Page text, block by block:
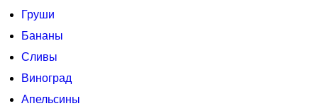
Груши
Бананы
Сливы
Виноград
Апельсины